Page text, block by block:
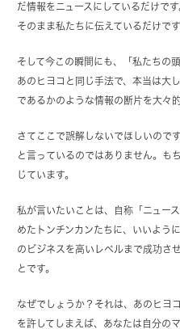
だ情報をニュースにしているだけで
そのまま私たちに伝えているだけです
そして今この瞬間にも、「私たちの
あのヒヨコと同じ手法で、本当は大
であるかのような情報の断片を大々
さてここで誤解しないでほしいので
と言っているのではありません。も
じています。
私が言いたいことは、自称「ニュー
めたトンチンカンたちに、いいよう
のビジネスを高いレベルまで成功さ
とです。
なぜでしょうか？それは、あのヒヨ
を許してしまえば、あなたは自分の